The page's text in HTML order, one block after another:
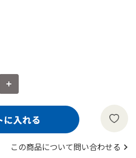
この商品について問い合わせる